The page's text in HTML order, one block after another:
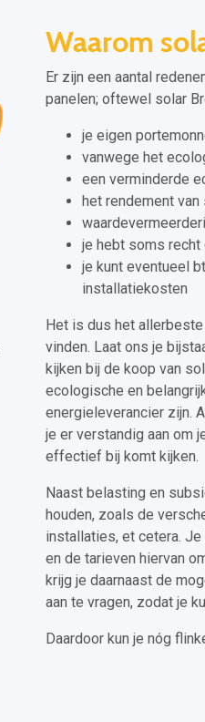
Waarom
Er zijn een aantal
panelen; oftewel solar
je eigen
vanwege het
een verminderde
het rendement
je hebt soms
je kunt eventueel
installatiekosten
Het is dus het
vinden. Laat ons je
kijken bij de koop van
ecologische en
energieleverancier zijn.
je er verstandig aan om
effectief bij komt kijken.
Naast belasting en
houden, zoals de
installaties, et cetera.
en de tarieven hiervan
krijg je daarnaast de
aan te vragen, zodat je
Daardoor kun je nóg